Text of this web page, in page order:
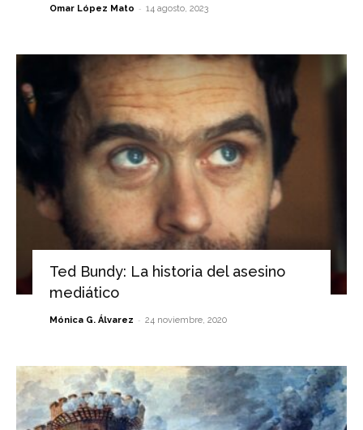
Omar López Mato - 14 agosto, 2023
Ted Bundy: La historia del asesino
mediático
Mónica G. Álvarez - 24 noviembre, 2020